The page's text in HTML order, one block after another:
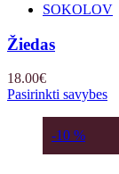
SOKOLOV
Žiedas
18.00€
Pasirinkti savybes
-10 %